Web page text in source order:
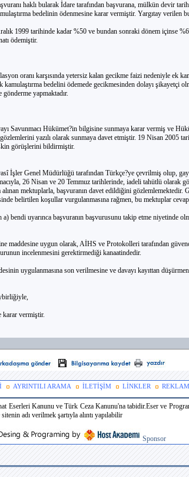
haklı bularak İdare tarafından başvurana, mülkün devir
bedelinin ödenmesine karar vermiştir. Yargıtay verilen bu
1999 tarihinde kadar %50 ve bundan sonraki dönem içinse
ödemiştir.
oranı karşısında yetersiz kalan gecikme faizi nedeniyle ek
kamulaştırma bedelini ödemede gecikmesinden dolayı şikayetçi
yapmaktadır.
Savunmacı Hükümet?in bilgisine sunmaya karar vermiş ve
yazılı olarak sunmaya davet etmiştir. 19 Nisan 2005
görüşlerini bildirmiştir.
İşler Genel Müdürlüğü tarafından Türkçe?ye çevrilmiş olup,
26 Nisan ve 20 Temmuz tarihlerinde, iadeli tahütlü olarak
mektuplarla, başvuranın davet edildiğini gözlemlemektedir.
belirtilen koşullar vurgulanmasına rağmen, bu mektuplar
bendi uyarınca başvuranın başvurusunu takip etme niyetinde
uygun olarak, AİHS ve Protokolleri tarafından
incelenmesini gerektirmediği kanaatindedir.
uygulanmasına son verilmesine ve davayı kayıttan
karar vermiştir.
AYRINTILI ARAMA İLETİŞİM LİNKLER
Eserleri Kanunu ve Türk Ceza Kanunu'na tabidir.Eser ve
adı verilmek şartıyla alıntı yapılabilir
Sponsor